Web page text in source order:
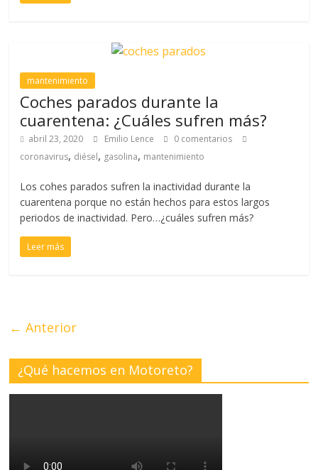
mantenimiento
Coches parados durante la
cuarentena: ¿Cuáles sufren más?
abril 23, 2020 Emilio Lence
0 comentarios
coronavirus, diésel, gasolina, mantenimiento
Los cohes parados sufren la inactividad durante la
cuarentena porque no están hechos para estos largos
periodos de inactividad. Pero…¿cuáles sufren más?
Leer más
← Anterior
¿Qué hacemos en Motoreto?